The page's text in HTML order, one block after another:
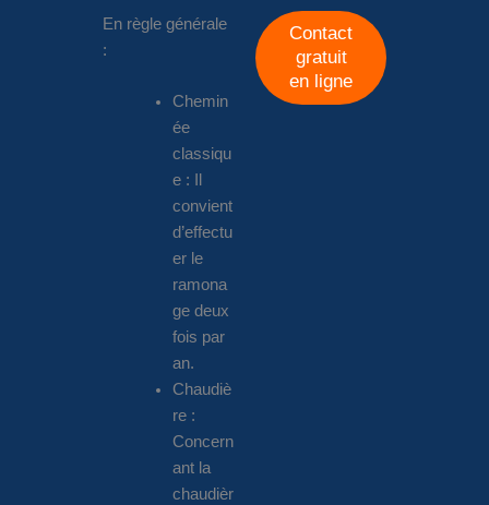
En règle générale
:
Chemin
ée
classiqu
e : Il
convient
d’effectu
er le
ramona
ge deux
fois par
an.
Chaudiè
re :
Concern
ant la
chaudièr
Contact
gratuit
en ligne